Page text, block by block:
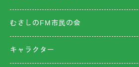
むさしのFM市民の会
キャラクター